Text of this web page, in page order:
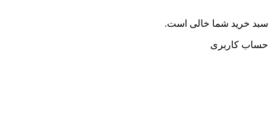
سبد خرید شما خالی است.
حساب کاربری